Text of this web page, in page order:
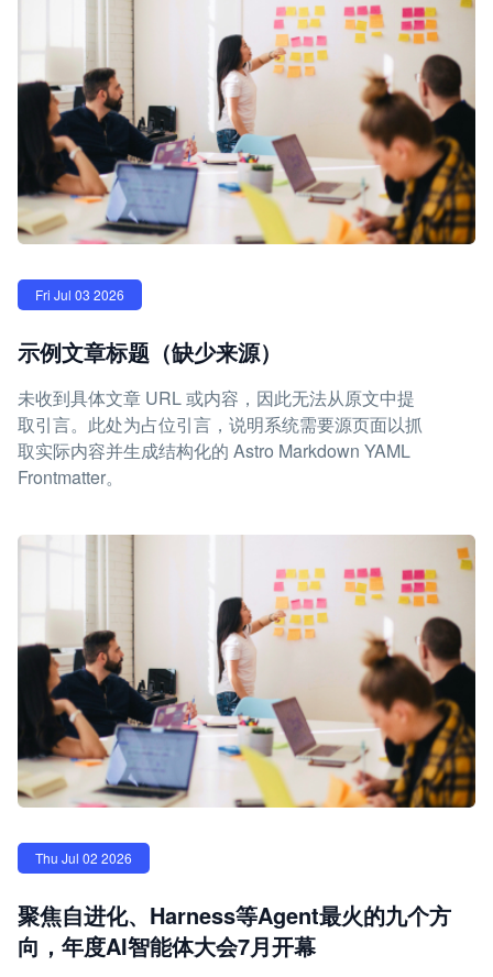
Fri Jul 03 2026
示例文章标题（缺少来源）
未收到具体文章 URL 或内容，因此无法从原文中提
取引言。此处为占位引言，说明系统需要源页面以抓
取实际内容并生成结构化的 Astro Markdown YAML
Frontmatter。
Thu Jul 02 2026
聚焦自进化、Harness等Agent最火的九个方
向，年度AI智能体大会7月开幕